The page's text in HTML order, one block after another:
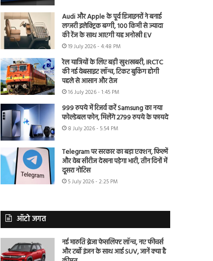
Audi और Apple के पूर्व डिजाइनरों ने बनाई
लग्जरी इलेक्ट्रिक बग्गी, 100 किमी से ज्यादा
की रेंज के साथ आएगी यह अनोखी EV
19 July 2026 - 4:48 PM
रेल यात्रियों के लिए बड़ी खुशखबरी, IRCTC
की नई वेबसाइट लॉन्च, टिकट बुकिंग होगी
पहले से आसान और तेज
16 July 2026 - 1:45 PM
999 रुपये में रिजर्व करें Samsung का नया
फोल्डेबल फोन, मिलेंगे 2799 रुपये के फायदे
8 July 2026 - 5:54 PM
Telegram पर सरकार का बड़ा एक्शन, फिल्में
और वेब सीरीज देखना पड़ेगा भारी, तीन दिनों में
दूसरा नोटिस
5 July 2026 - 2:25 PM
ऑटो जगत
नई मारुति ब्रेजा फेसलिफ्ट लॉन्च, नए फीचर्स
और टर्बो इंजन के साथ आई SUV, जानें क्या है